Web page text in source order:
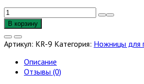
Количество
товара
Изогнутые
ножницы
азия
Krusty
(6.5
В корзину
Артикул: KR-9 Категория: Ножницы для
Описание
Отзывы (0)